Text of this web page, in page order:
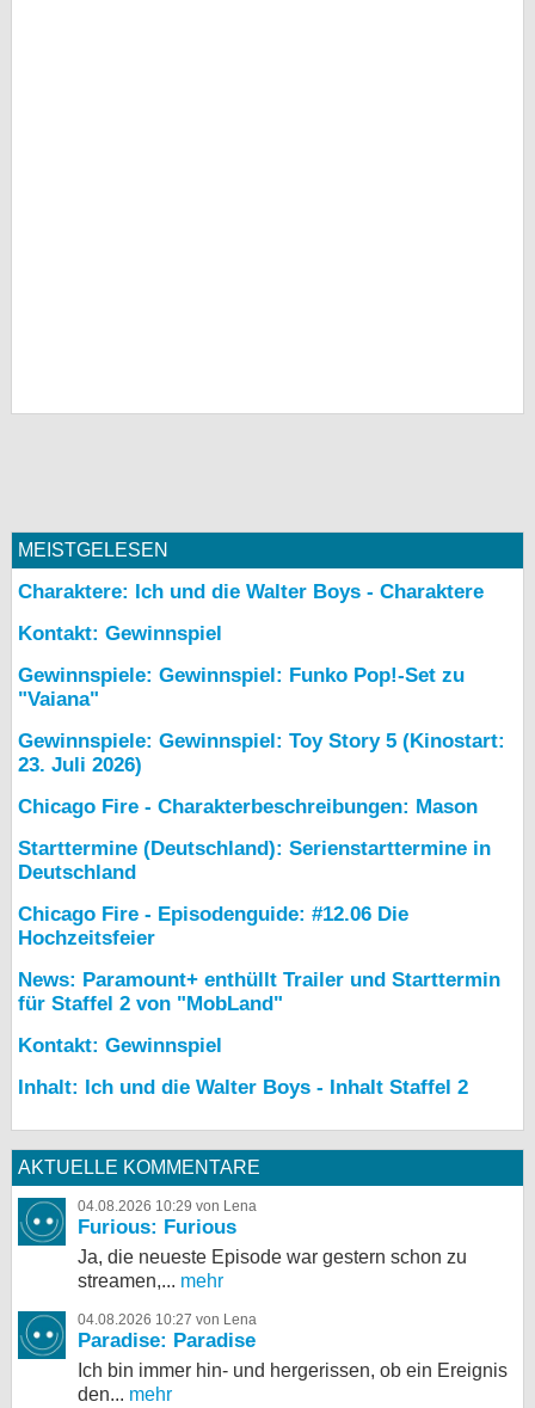
MEISTGELESEN
Charaktere: Ich und die Walter Boys - Charaktere
Kontakt: Gewinnspiel
Gewinnspiele: Gewinnspiel: Funko Pop!-Set zu
"Vaiana"
Gewinnspiele: Gewinnspiel: Toy Story 5 (Kinostart:
23. Juli 2026)
Chicago Fire - Charakterbeschreibungen: Mason
Starttermine (Deutschland): Serienstarttermine in
Deutschland
Chicago Fire - Episodenguide: #12.06 Die
Hochzeitsfeier
News: Paramount+ enthüllt Trailer und Starttermin
für Staffel 2 von "MobLand"
Kontakt: Gewinnspiel
Inhalt: Ich und die Walter Boys - Inhalt Staffel 2
AKTUELLE KOMMENTARE
04.08.2026 10:29 von Lena
Furious: Furious
Ja, die neueste Episode war gestern schon zu
streamen,... mehr
04.08.2026 10:27 von Lena
Paradise: Paradise
Ich bin immer hin- und hergerissen, ob ein Ereignis
den... mehr